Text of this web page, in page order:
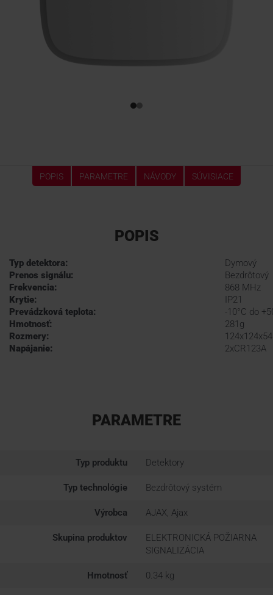
POPIS PARAMETRE NÁVODY SÚVISIACE
POPIS
Typ detektora:
Dymový
Prenos signálu:
Bezdrôtový
Frekvencia:
868 MHz
Krytie:
IP21
Prevádzková teplota:
-10°C do
Hmotnosť:
281g
Rozmery:
Napájanie:
2xCR123A
PARAMETRE
Typ produktu Detektory
Typ technológie Bezdrôtový systém
Výrobca AJAX, Ajax
Skupina produktov
ELEKTRONICKÁ POŽIARNA
SIGNALIZÁCIA
Hmotnosť 0.34 kg